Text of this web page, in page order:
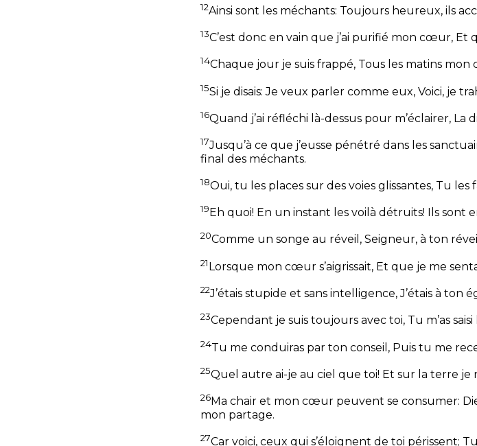
12Ainsi sont les méchants: Toujours heureux, ils
13C’est donc en vain que j’ai purifié mon cœur, Et
14Chaque jour je suis frappé, Tous les matins mon
15Si je disais: Je veux parler comme eux, Voici, je
16Quand j’ai réfléchi là-dessus pour m’éclairer, La
17Jusqu’à ce que j’eusse pénétré dans les
final des méchants.
18Oui, tu les places sur des voies glissantes, Tu les
19 Eh quoi! En un instant les voilà détruits! Ils sont
20Comme un songe au réveil, Seigneur, à ton
21Lorsque mon cœur s’aigrissait, Et que je me
22J’étais stupide et sans intelligence,J’étais à ton
23Cependant je suis toujours avec toi, Tu m’as
24Tu me conduiras par ton conseil, Puis tu me
25Quel autre ai-je au ciel que toi! Et sur la terre je
26Ma chair et mon cœur peuvent se consumer:
mon partage.
27Car voici, ceux qui s’éloignent de toi périssent;